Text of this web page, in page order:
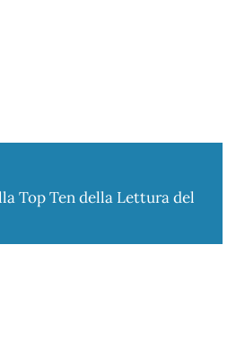
Top Ten della Lettura del